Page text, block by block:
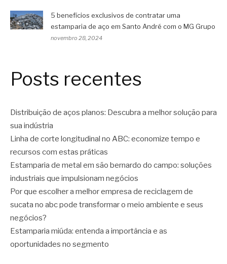
5 benefícios exclusivos de contratar uma
estamparia de aço em Santo André com o MG Grupo
novembro 28, 2024
Posts recentes
Distribuição de aços planos: Descubra a melhor solução para
sua indústria
Linha de corte longitudinal no ABC: economize tempo e
recursos com estas práticas
Estamparia de metal em são bernardo do campo: soluções
industriais que impulsionam negócios
Por que escolher a melhor empresa de reciclagem de
sucata no abc pode transformar o meio ambiente e seus
negócios?
Estamparia miúda: entenda a importância e as
oportunidades no segmento